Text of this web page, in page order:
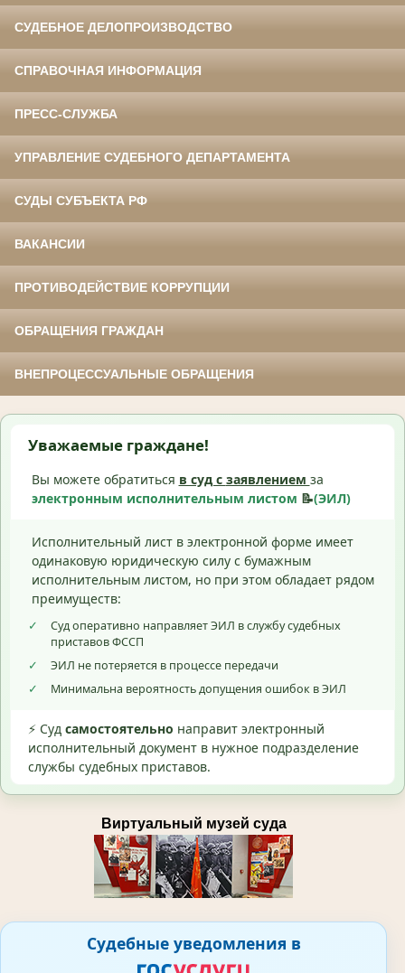
СУДЕБНОЕ ДЕЛОПРОИЗВОДСТВО
СПРАВОЧНАЯ ИНФОРМАЦИЯ
ПРЕСС-СЛУЖБА
УПРАВЛЕНИЕ СУДЕБНОГО ДЕПАРТАМЕНТА
СУДЫ СУБЪЕКТА РФ
ВАКАНСИИ
ПРОТИВОДЕЙСТВИЕ КОРРУПЦИИ
ОБРАЩЕНИЯ ГРАЖДАН
ВНЕПРОЦЕССУАЛЬНЫЕ ОБРАЩЕНИЯ
Уважаемые граждане!
Вы можете обратиться в суд с заявлением за
электронным исполнительным листом 📝(ЭИЛ)
Исполнительный лист в электронной форме имеет
одинаковую юридическую силу с бумажным
исполнительным листом, но при этом обладает рядом
преимуществ:
✓
Суд оперативно направляет ЭИЛ в службу судебных
приставов ФССП
✓
ЭИЛ не потеряется в процессе передачи
✓
Минимальна вероятность допущения ошибок в ЭИЛ
⚡ Суд самостоятельно направит электронный
исполнительный документ в нужное подразделение
службы судебных приставов.
Виртуальный музей суда
Судебные уведомления в